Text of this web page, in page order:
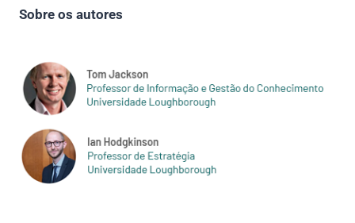
Sobre os autores